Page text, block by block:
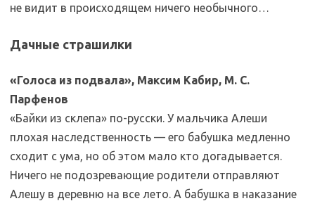
не видит в происходящем ничего необычного…
Дачные страшилки
«Голоса из подвала», Максим Кабир, М. С.
Парфенов
«Байки из склепа» по-русски. У мальчика Алеши
плохая наследственность — его бабушка медленно
сходит с ума, но об этом мало кто догадывается.
Ничего не подозревающие родители отправляют
Алешу в деревню на все лето. А бабушка в наказание